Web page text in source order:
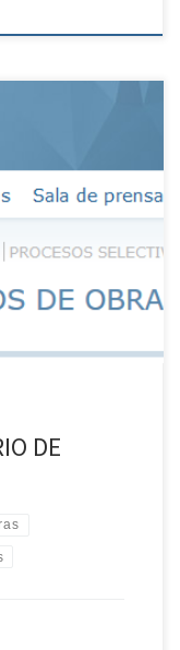
el Colegio iba a
de las
año, queremos
[…]
DE